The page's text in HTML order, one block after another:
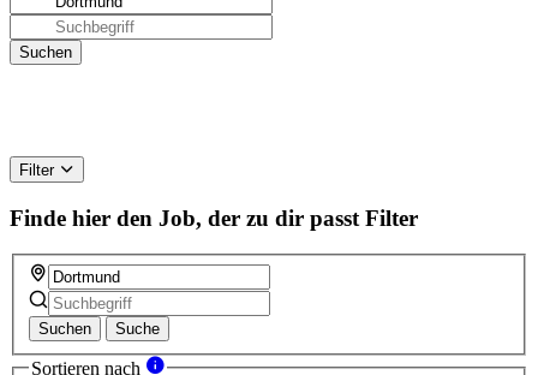
Filter
Finde hier den Job, der zu dir passt Filter
Suchen Suche
Sortieren nach